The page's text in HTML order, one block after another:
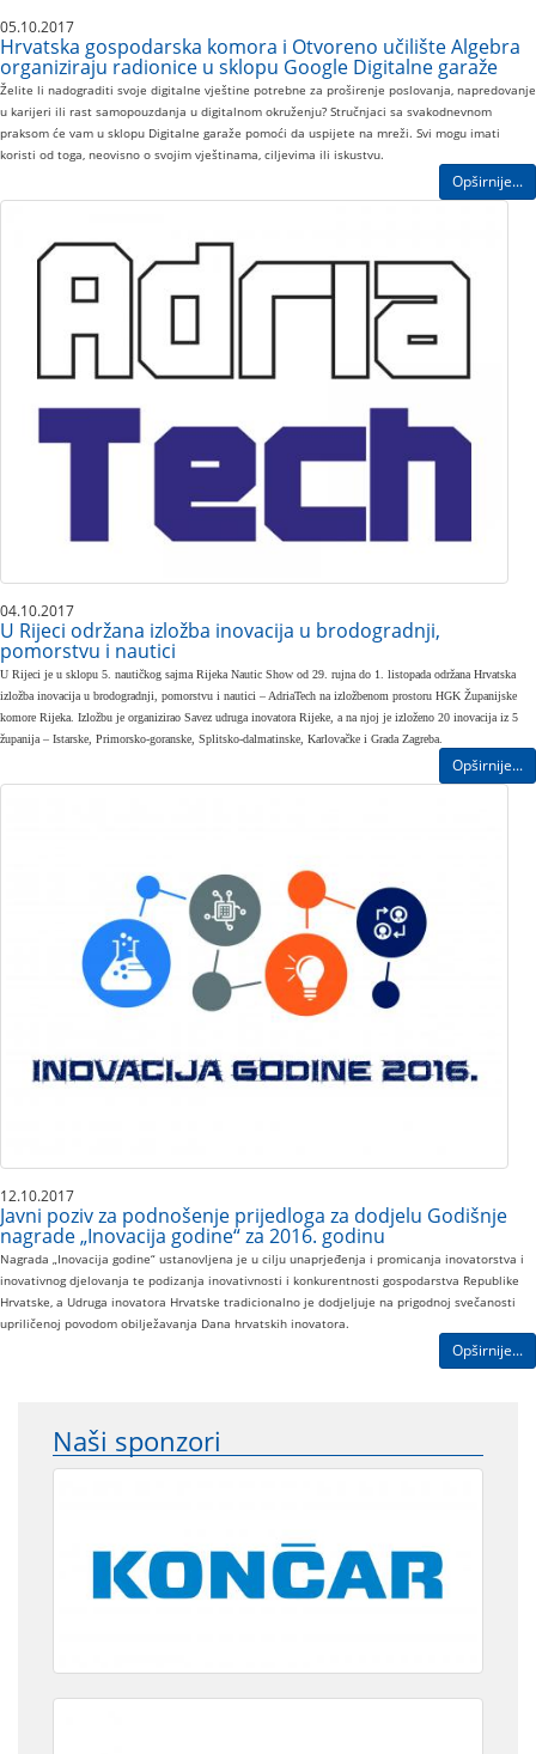
05.10.2017
Hrvatska gospodarska komora i Otvoreno učilište Algebra
organiziraju radionice u sklopu Google Digitalne garaže
Želite li nadograditi svoje digitalne vještine potrebne za proširenje poslovanja, napredovanje
u karijeri ili rast samopouzdanja u digitalnom okruženju? Stručnjaci sa svakodnevnom
praksom će vam u sklopu Digitalne garaže pomoći da uspijete na mreži. Svi mogu imati
koristi od toga, neovisno o svojim vještinama, ciljevima ili iskustvu.
Opširnije...
04.10.2017
U Rijeci održana izložba inovacija u brodogradnji,
pomorstvu i nautici
U Rijeci je u sklopu 5. nautičkog sajma Rijeka Nautic Show od 29. rujna do 1. listopada održana Hrvatska
izložba inovacija u brodogradnji, pomorstvu i nautici – AdriaTech na izložbenom prostoru HGK Županijske
komore Rijeka. Izložbu je organizirao Savez udruga inovatora Rijeke, a na njoj je izloženo 20 inovacija iz 5
županija – Istarske, Primorsko-goranske, Splitsko-dalmatinske, Karlovačke i Grada Zagreba.
Opširnije...
12.10.2017
Javni poziv za podnošenje prijedloga za dodjelu Godišnje
nagrade „Inovacija godine“ za 2016. godinu
Nagrada „Inovacija godine“ ustanovljena je u cilju unaprjeđenja i promicanja inovatorstva i
inovativnog djelovanja te podizanja inovativnosti i konkurentnosti gospodarstva Republike
Hrvatske, a Udruga inovatora Hrvatske tradicionalno je dodjeljuje na prigodnoj svečanosti
upriličenoj povodom obilježavanja Dana hrvatskih inovatora.
Opširnije...
Naši sponzori